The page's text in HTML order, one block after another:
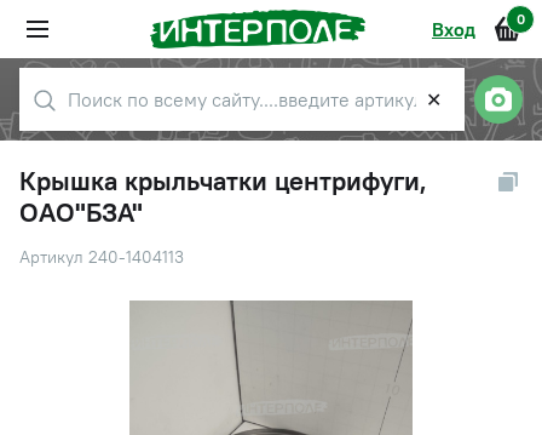
Вход 0
✕
Крышка крыльчатки центрифуги,
ОАО"БЗА"
Артикул 240-1404113